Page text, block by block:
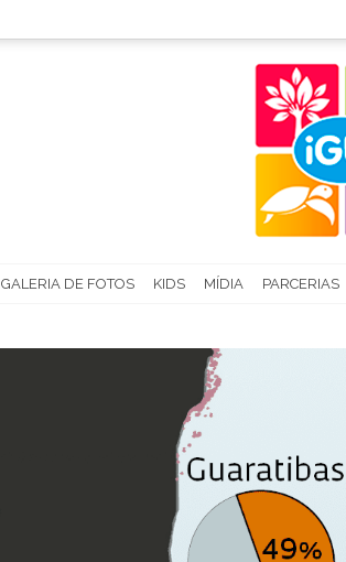
GALERIA DE FOTOS KIDS MÍDIA PARCERIAS